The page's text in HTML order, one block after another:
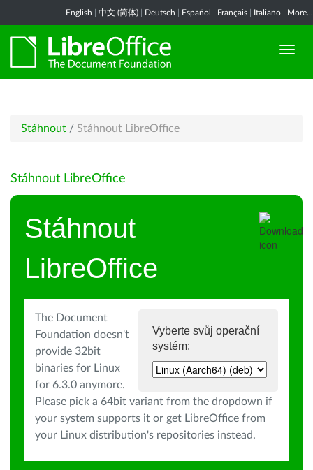
English 中文 (简体) Deutsch Español Français Italiano More...
Stáhnout / Stáhnout LibreOffice
Stáhnout LibreOffice
Stáhnout
LibreOffice
Vyberte svůj operační
systém:
The Document
Foundation doesn't
provide 32bit
binaries for Linux
for 6.3.0 anymore.
Please pick a 64bit variant from the dropdown if
your system supports it or get LibreOffice from
your Linux distribution's repositories instead.